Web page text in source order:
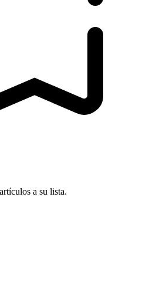
a su lista.